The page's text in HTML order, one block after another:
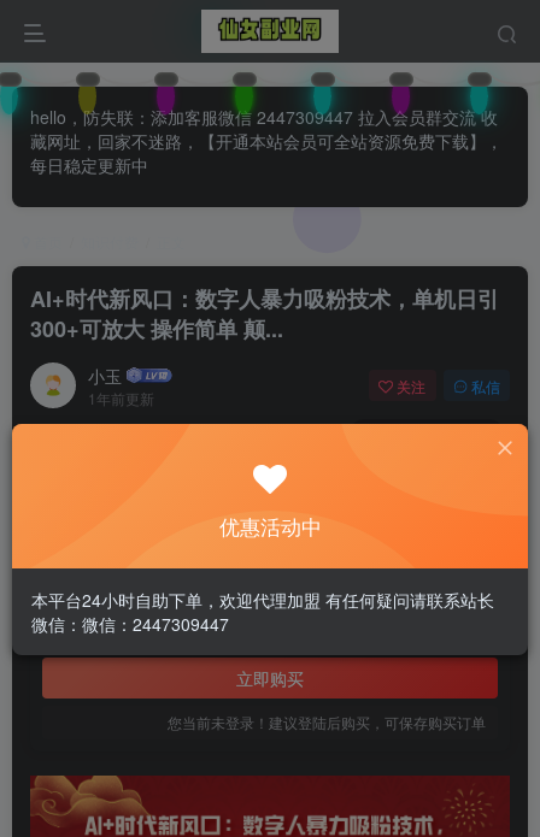
hello，防失联：添加客服微信 2447309447 拉入会员群交流 收
藏网址，回家不迷路，【开通本站会员可全站资源免费下载】，
每日稳定更新中
AI+时代新风口：数字人暴力吸粉技术，单机日引
300+可放大 操作简单 颠...
小玉
1年前更新
关注 私信
0 126 82
此内容为付费阅读，请付费后查看
￥1.99
黄金会员免费
立即购买
您当前未登录！建议登陆后购买，可保存购买订单
优惠活动中
本平台24小时自助下单，欢迎代理加盟 有任何疑问请联系站长
微信：微信：2447309447